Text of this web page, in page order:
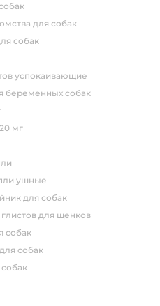
для собак
собак
успокаивающие
беременных собак
мг
ушные
для собак
глистов для щенков
собак
для собак
собак